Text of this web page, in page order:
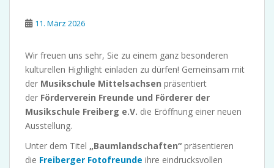
11. März 2026
Wir freuen uns sehr, Sie zu einem ganz besonderen
kulturellen Highlight einladen zu dürfen! Gemeinsam mit
der Musikschule Mittelsachsen präsentiert
der Förderverein Freunde und Förderer der
Musikschule Freiberg e.V. die Eröffnung einer neuen
Ausstellung.
Unter dem Titel „Baumlandschaften“ präsentieren
die Freiberger Fotofreunde ihre eindrucksvollen